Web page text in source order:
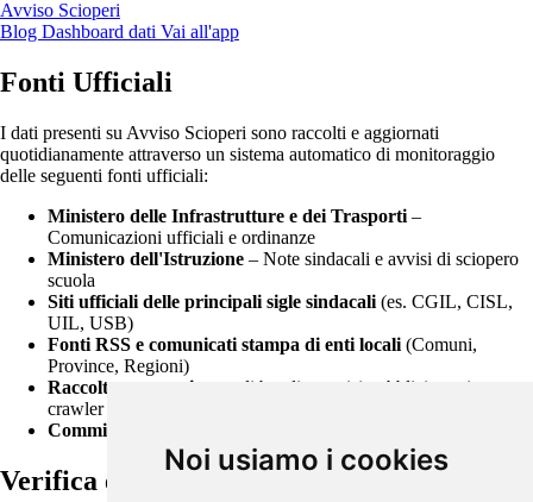
Noi usiamo i cookies
Avviso Scioperi
Blog Dashboard dati Vai all'app
Fonti Ufficiali
I dati presenti su Avviso Scioperi sono raccolti e aggiornati
quotidianamente attraverso un sistema automatico di monitoraggio
delle seguenti fonti ufficiali:
Ministero delle Infrastrutture e dei Trasporti –
Comunicazioni ufficiali e ordinanze
Ministero dell'Istruzione – Note sindacali e avvisi di sciopero
scuola
Siti ufficiali delle principali sigle sindacali (es. CGIL, CISL,
UIL, USB)
Fonti RSS e comunicati stampa di enti locali (Comuni,
Province, Regioni)
Raccolta automatizzata
di bandi e avvisi pubblici tramite
crawler e feed XML
Commissione di Garanzia
Verifica e aggiornamento